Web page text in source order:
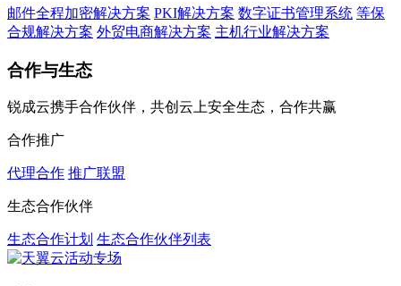
邮件全程加密解决方案 PKI解决方案 数字证书管理系统 等保
合规解决方案 外贸电商解决方案 主机行业解决方案
合作与生态
锐成云携手合作伙伴，共创云上安全生态，合作共赢
合作推广
代理合作 推广联盟
生态合作伙伴
生态合作计划 生态合作伙伴列表